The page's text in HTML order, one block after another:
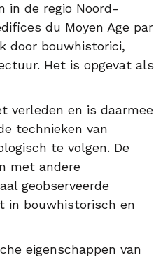
in de regio Noord-
du Moyen Age par
door bouwhistorici,
Het is opgevat als
verleden en is daarmee
technieken van
te volgen. De
met andere
geobserveerde
in bouwhistorisch en
eigenschappen van